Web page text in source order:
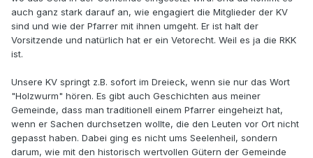
auch ganz stark darauf an, wie engagiert die Mitglieder der KV
sind und wie der Pfarrer mit ihnen umgeht. Er ist halt der
Vorsitzende und natürlich hat er ein Vetorecht. Weil es ja die RKK
ist.
Unsere KV springt z.B. sofort im Dreieck, wenn sie nur das Wort
"Holzwurm" hören. Es gibt auch Geschichten aus meiner
Gemeinde, dass man traditionell einem Pfarrer eingeheizt hat,
wenn er Sachen durchsetzen wollte, die den Leuten vor Ort nicht
gepasst haben. Dabei ging es nicht ums Seelenheil, sondern
darum, wie mit den historisch wertvollen Gütern der Gemeinde